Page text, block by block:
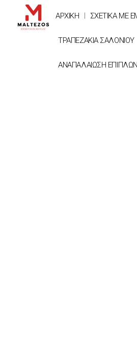
ΑΡΧΙΚΗ ΣΧΕΤΙΚΑ ΜΕ
ΤΡΑΠΕΖΑΚΙΑ ΣΑΛΟΝΙΟΥ
ΑΝΑΠΑΛΑΙΩΣΗ ΕΠΙΠΛΩΝ